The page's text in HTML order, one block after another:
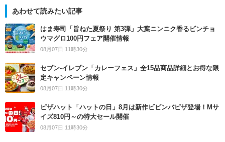
あわせて読みたい記事
はま寿司「旨ねた夏祭り 第3弾」大葉ニンニク香るビンチョ
ウマグロ100円フェア開催情報
08月07日 11時30分
セブン‐イレブン「カレーフェス」全15品商品詳細とお得な限
定キャンペーン情報
08月07日 11時30分
ピザハット「ハットの日」8月は新作ビビンバピザ登場！Mサ
イズ810円～の特大セール開催
08月07日 11時30分